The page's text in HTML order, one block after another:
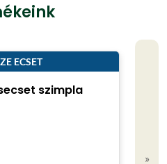
ECSET
szimpla
»